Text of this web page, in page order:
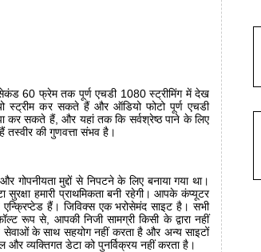
60 फ्रेम तक पूर्ण एचडी 1080 स्ट्रीमिंग में देख
स्ट्रीम कर सकते हैं और ऑडियो फोटो पूर्ण एचडी
कर सकते हैं, और यहां तक कि सर्वश्रेष्ठ पाने के लिए
तस्वीर की गुणवत्ता संभव है।
गोपनीयता मुद्दों से निपटने के लिए बनाया गया था।
हमारी प्राथमिकता बनी रहेगी। आपके कंप्यूटर
एन्क्रिप्टेड हैं। जिविक्स एक भरोसेमंद साइट है। सभी
रूप से, आपकी निजी सामग्री किसी के द्वारा नहीं
सेवाओं के साथ सहयोग नहीं करता है और अन्य साइटों
व्यक्तिगत डेटा को पुनर्विक्रय नहीं करता है।